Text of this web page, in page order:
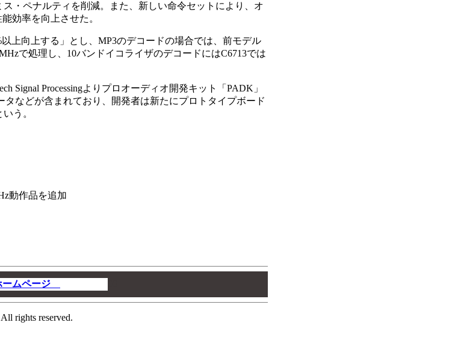
・ペナルティを削減。また、新しい命令セットにより、オ
効率を向上させた。
上向上する」とし、MP3のデコードの場合では、前モデル
で処理し、10バンドイコライザのデコードにはC6713では
Processingよりプロオーディオ開発キット「PADK」
などが含まれており、開発者は新たにプロトタイプボード
う。
動作品を追加
ームページ
rights reserved.